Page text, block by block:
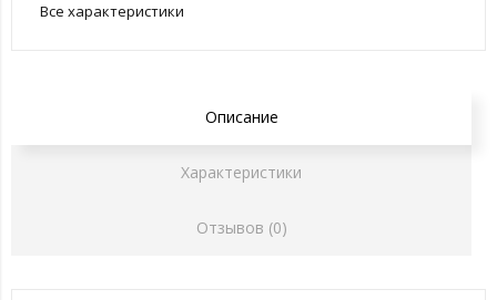
Все характеристики
Описание
Характеристики
Отзывов (0)